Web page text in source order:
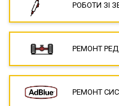
РОБОТИ ЗІ
РЕМОНТ
РЕМОНТ